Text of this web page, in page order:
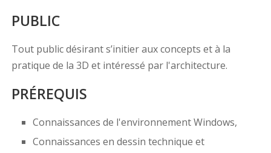
PUBLIC
Tout public désirant s’initier aux concepts et à la
pratique de la 3D et intéressé par l'architecture.
PRÉREQUIS
Connaissances de l'environnement Windows,
Connaissances en dessin technique et